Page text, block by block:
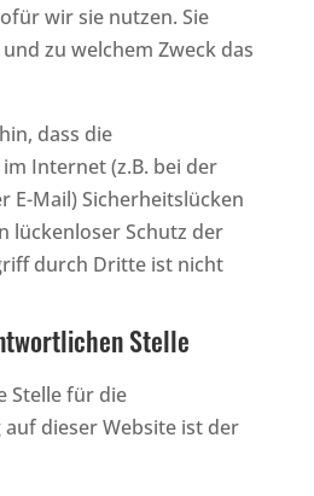
wir sie nutzen. Sie
zu welchem Zweck das
dass die
Internet (z.B. bei der
E-Mail) Sicherheitslücken
lückenloser Schutz der
durch Dritte ist nicht
Stelle
Stelle für die
dieser Website ist der